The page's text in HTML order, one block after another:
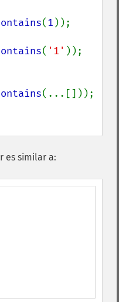
(1
( '1'
es similar a: